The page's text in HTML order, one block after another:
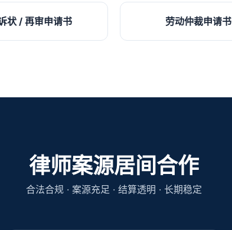
状 / 再审申请书 劳动仲裁申请书
律师案源居间合作
合法合规 · 案源充足 · 结算透明 · 长期稳定